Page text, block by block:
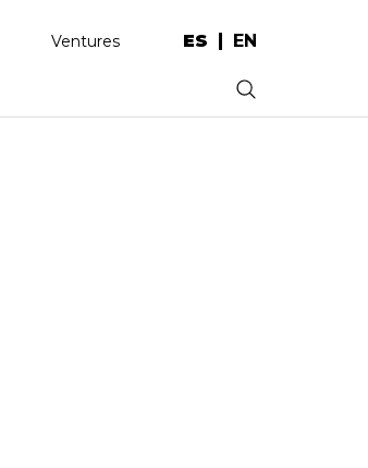
Ventures ES EN
.